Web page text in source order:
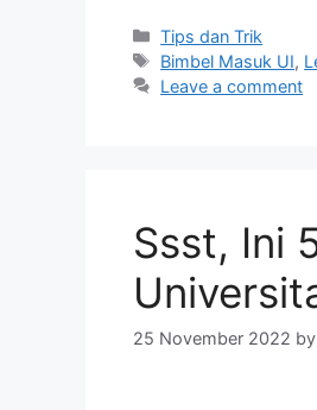
Tips dan Trik
Bimbel Masuk UI,
Leave a comment
Ssst, Ini
25 November 2022 by